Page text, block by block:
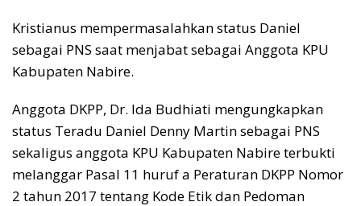
Kristianus mempermasalahkan status Daniel
sebagai PNS saat menjabat sebagai Anggota KPU
Kabupaten Nabire.
Anggota DKPP, Dr. Ida Budhiati mengungkapkan
status Teradu Daniel Denny Martin sebagai PNS
sekaligus anggota KPU Kabupaten Nabire terbukti
melanggar Pasal 11 huruf a Peraturan DKPP Nomor
2 tahun 2017 tentang Kode Etik dan Pedoman